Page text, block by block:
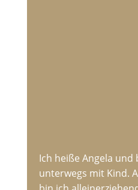
Ich heiße Angela und
unterwegs mit Kind.